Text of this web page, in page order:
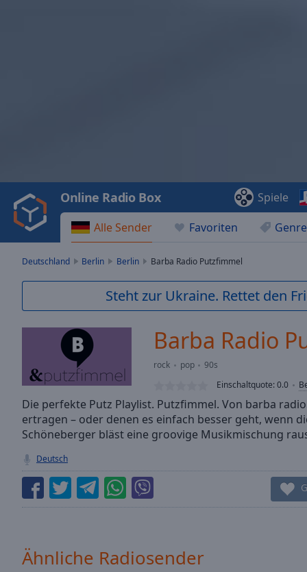
Video
Play
Backward
Skip
Current
Duration-:-
Stream
TypeLIVE
Seek to
live,
currently
LIVE
Remaining
Playback
Rate
Alle Sender Favoriten
Online Radio Box Spiele
Deutschland Berlin Berlin Barba Radio Putzfimmel
Steht zur Ukraine. Rettet den
Barba Radio
rock pop
90s
Einschaltquote:0.0
Die perfekte Putz Playlist. Putzfimmel. Von barba
ertragen – oder denen es einfach besser geht, wenn
Schöneberger bläst eine groovige Musikmischung
Deutsch
Ähnliche Radiosender